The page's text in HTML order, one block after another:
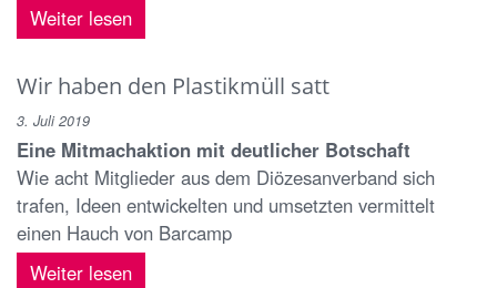
Weiter lesen
Wir haben den Plastikmüll satt
3. Juli 2019
Eine Mitmachaktion mit deutlicher Botschaft
Wie acht Mitglieder aus dem Diözesanverband sich
trafen, Ideen entwickelten und umsetzten vermittelt
einen Hauch von Barcamp
Weiter lesen